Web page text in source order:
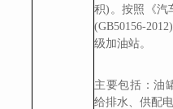
积)。按照《汽
(GB50156-
级加油站。
主要包括：油
给排水、供配电